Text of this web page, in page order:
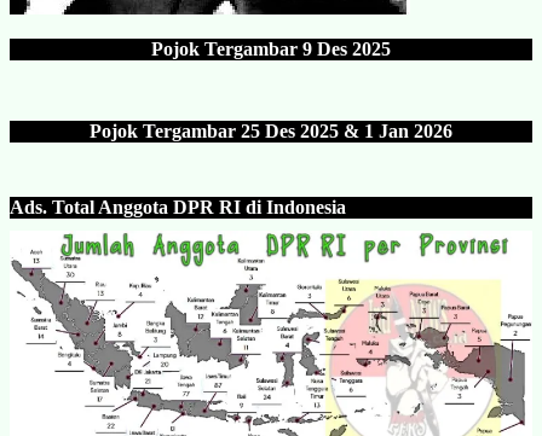
Pojok Tergambar 9 Des 2025
Pojok Tergambar 25 Des 2025 & 1 Jan 2026
Ads. Total Anggota DPR RI di Indonesia